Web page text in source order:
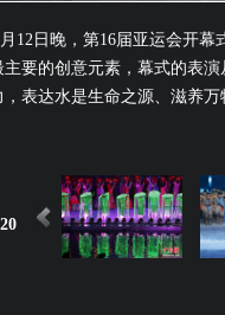
月12日晚，第16届亚运会开
主要的创意元素，幕式的表
，表达水是生命之源、滋养
20